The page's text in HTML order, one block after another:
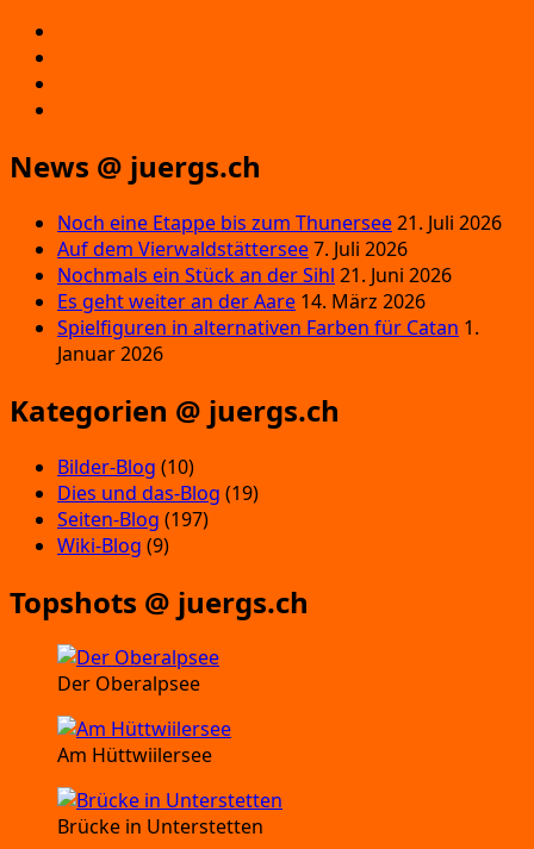
News @ juergs.ch
Noch eine Etappe bis zum Thunersee21. Juli 2026
Auf dem Vierwaldstättersee7. Juli 2026
Nochmals ein Stück an der Sihl 21. Juni 2026
Es geht weiter an der Aare 14. März 2026
Spielfiguren in alternativen Farben für Catan 1.
Januar 2026
Kategorien @ juergs.ch
Bilder-Blog (10)
Dies und das-Blog (19)
Seiten-Blog (197)
Wiki-Blog (9)
Topshots @ juergs.ch
Der Oberalpsee
Am Hüttwiilersee
Brücke in Unterstetten